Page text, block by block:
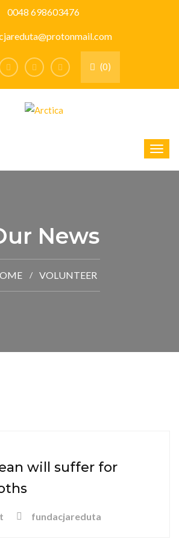
0048 698603476
(0)
News
VOLUNTEER
will suffer for
fundacjareduta